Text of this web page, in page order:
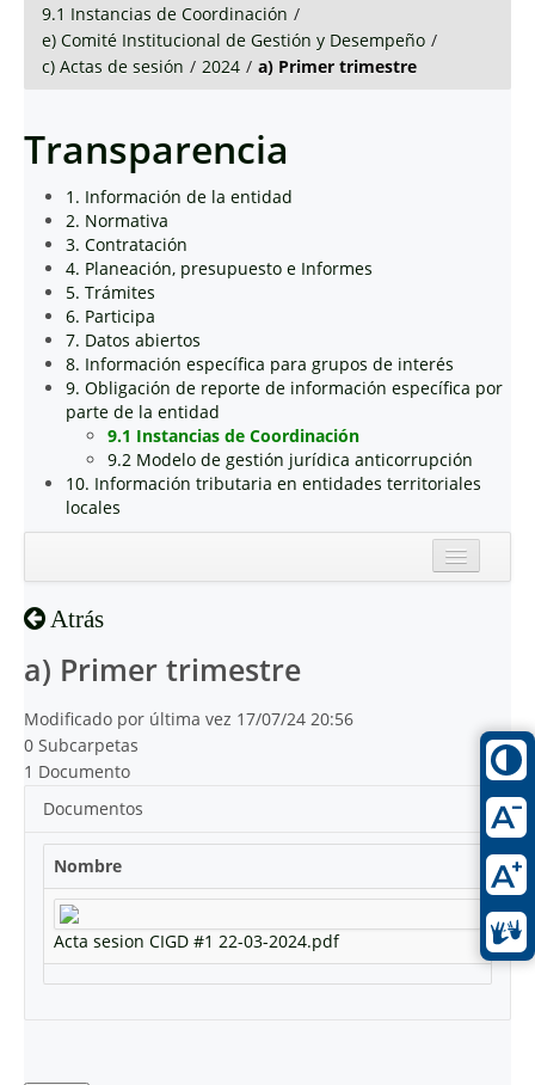
9.1 Instancias de Coordinación /
e) Comité Institucional de Gestión y Desempeño /
c) Actas de sesión / 2024 / a) Primer trimestre
Transparencia
1. Información de la entidad
2. Normativa
3. Contratación
4. Planeación, presupuesto e Informes
5. Trámites
6. Participa
7. Datos abiertos
8. Información específica para grupos de interés
9. Obligación de reporte de información específica por
parte de la entidad
9.1 Instancias de Coordinación
9.2 Modelo de gestión jurídica anticorrupción
10. Información tributaria en entidades territoriales
locales
Atrás
a) Primer trimestre
Modificado por última vez 17/07/24 20:56
0 Subcarpetas
1 Documento
Documentos
Nombre
Acta sesion CIGD #1 22-03-2024.pdf